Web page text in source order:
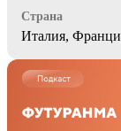
Страна
Италия,